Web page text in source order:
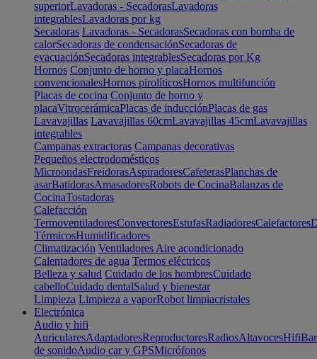
superiorLavadoras - SecadorasLavadoras
integrablesLavadoras por kg
Secadoras Lavadoras - SecadorasSecadoras con bomba de
calorSecadoras de condensaciónSecadoras de
evacuaciónSecadoras integrablesSecadoras por Kg
Hornos Conjunto de horno y placaHornos
convencionalesHornos pirolíticosHornos multifunción
Placas de cocina Conjunto de horno y
placaVitrocerámicaPlacas de inducciónPlacas de gas
Lavavajillas Lavavajillas 60cmLavavajillas 45cmLavavajillas
integrables
Campanas extractoras Campanas decorativas
Pequeños electrodomésticos
MicroondasFreidorasAspiradoresCafeterasPlanchas de
asarBatidorasAmasadoresRobots de CocinaBalanzas de
CocinaTostadoras
Calefacción
TermoventiladoresConvectoresEstufasRadiadoresCalefactores
TérmicosHumidificadores
Climatización Ventiladores Aire acondicionado
Calentadores de agua Termos eléctricos
Belleza y salud Cuidado de los hombresCuidado
cabelloCuidado dentalSalud y bienestar
Limpieza Limpieza a vaporRobot limpiacristales
Electrónica
Audio y hifi
AuricularesAdaptadoresReproductoresRadiosAltavocesHifi
de sonidoAudio car y GPSMicrófonos